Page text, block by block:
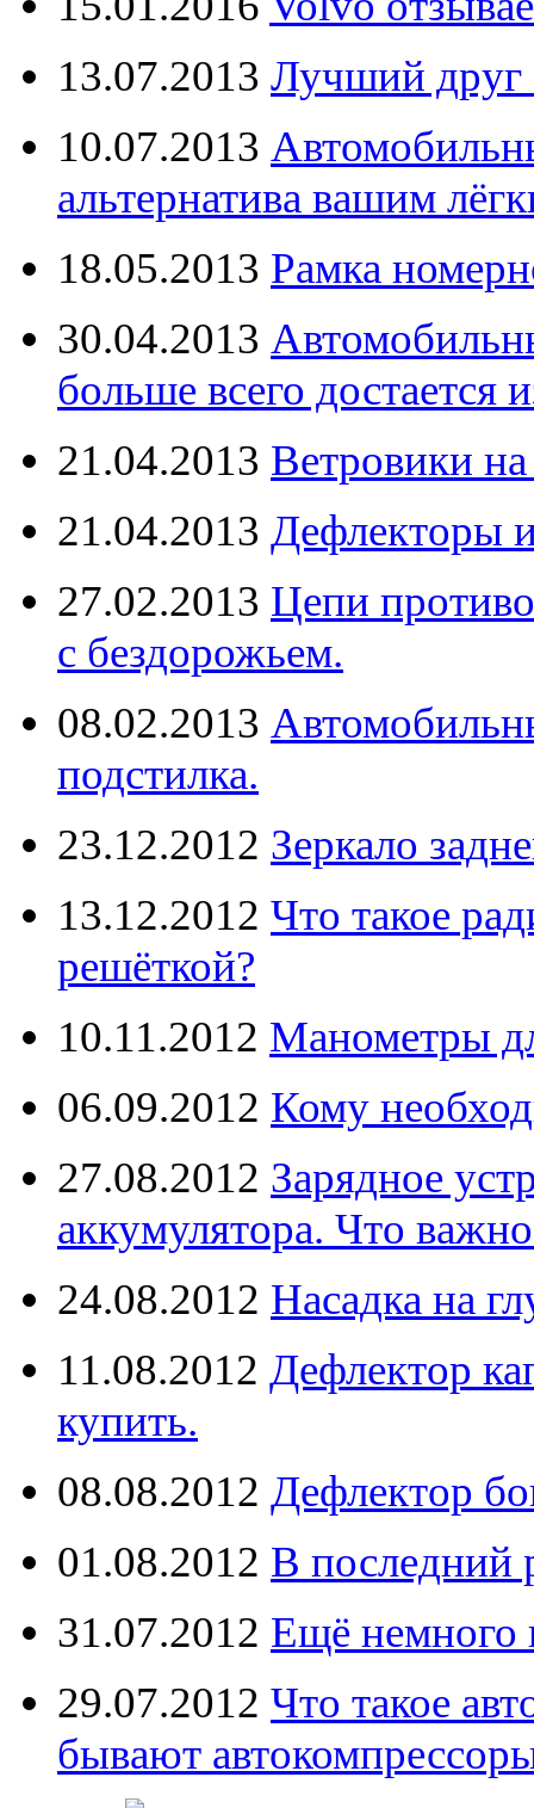
13.07.2013 Лучший друг
10.07.2013
альтернатива вашим
18.05.2013 Рамка
30.04.2013
больше всего достается
21.04.2013 Ветровики
21.04.2013 Дефлекторы
27.02.2013 Цепи
с бездорожьем.
08.02.2013
подстилка.
23.12.2012 Зеркало
13.12.2012 Что такое
решёткой?
10.11.2012 Манометры
06.09.2012 Кому
27.08.2012 Зарядное
аккумулятора. Что
24.08.2012 Насадка на
11.08.2012 Дефлектор
купить.
08.08.2012 Дефлектор
01.08.2012 В последний
31.07.2012 Ещё немного
29.07.2012 Что такое
бывают